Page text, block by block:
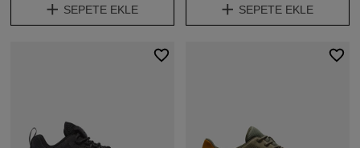
SEPETE EKLE SEPETE EKLE